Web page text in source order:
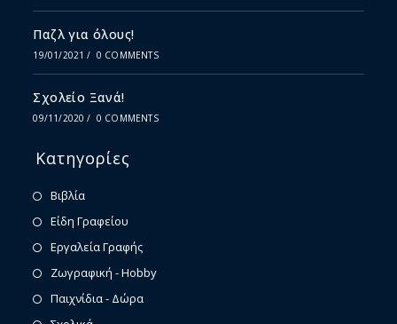
Παζλ για όλους!
19/01/2021 / 0 COMMENTS
Σχολείο Ξανά!
09/11/2020 / 0 COMMENTS
Κατηγορίες
Βιβλία
Είδη Γραφείου
Εργαλεία Γραφής
Ζωγραφική - Hobby
Παιχνίδια - Δώρα